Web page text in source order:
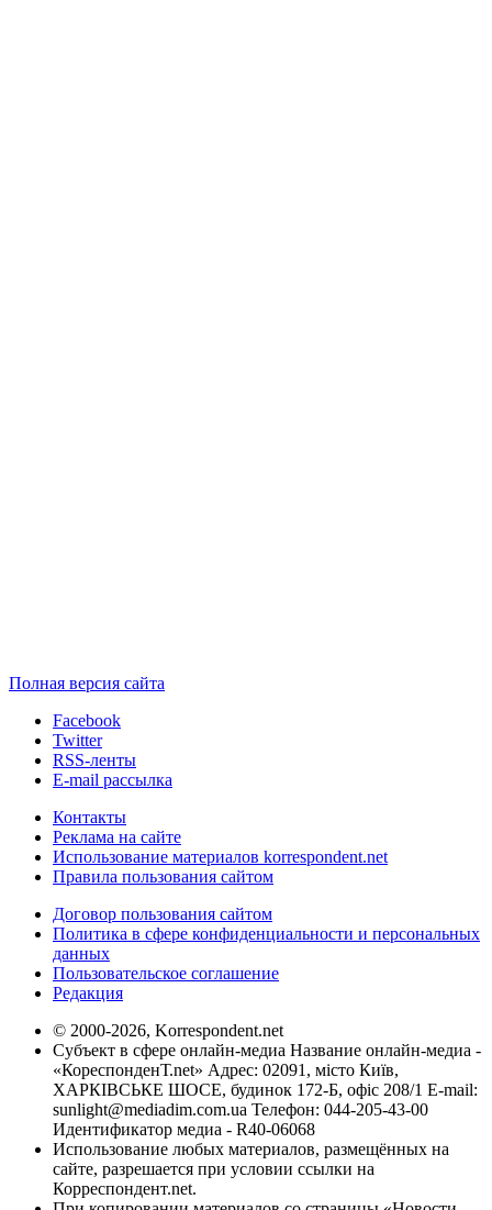
Полная версия сайта
Facebook
Twitter
RSS-ленты
E-mail рассылка
Контакты
Реклама на сайте
Использование материалов korrespondent.net
Правила пользования сайтом
Договор пользования сайтом
Политика в сфере конфиденциальности и персональных
данных
Пользовательское соглашение
Редакция
© 2000-2026, Korrespondent.net
Субъект в сфере онлайн-медиа Название онлайн-медиа -
«КореспонденТ.net» Адрес: 02091, місто Київ,
ХАРКІВСЬКЕ ШОСЕ, будинок 172-Б, офіс 208/1 E-mail:
sunlight@mediadim.com.ua Телефон: 044-205-43-00
Идентификатор медиа - R40-06068
Использование любых материалов, размещённых на
сайте, разрешается при условии ссылки на
Корреспондент.net.